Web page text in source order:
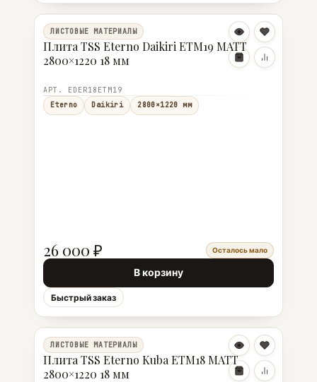
ЛИСТОВЫЕ МАТЕРИАЛЫ
Плита TSS Eterno Daikiri ETM19 MATT
2800×1220 18 мм
АРТ. EDER18ETM19
Eterno
Daikiri 2800×1220 мм
26 000 ₽ Осталось мало
В корзину
Быстрый заказ
ЛИСТОВЫЕ МАТЕРИАЛЫ
Плита TSS Eterno Kuba ETM18 MATT
2800×1220 18 мм